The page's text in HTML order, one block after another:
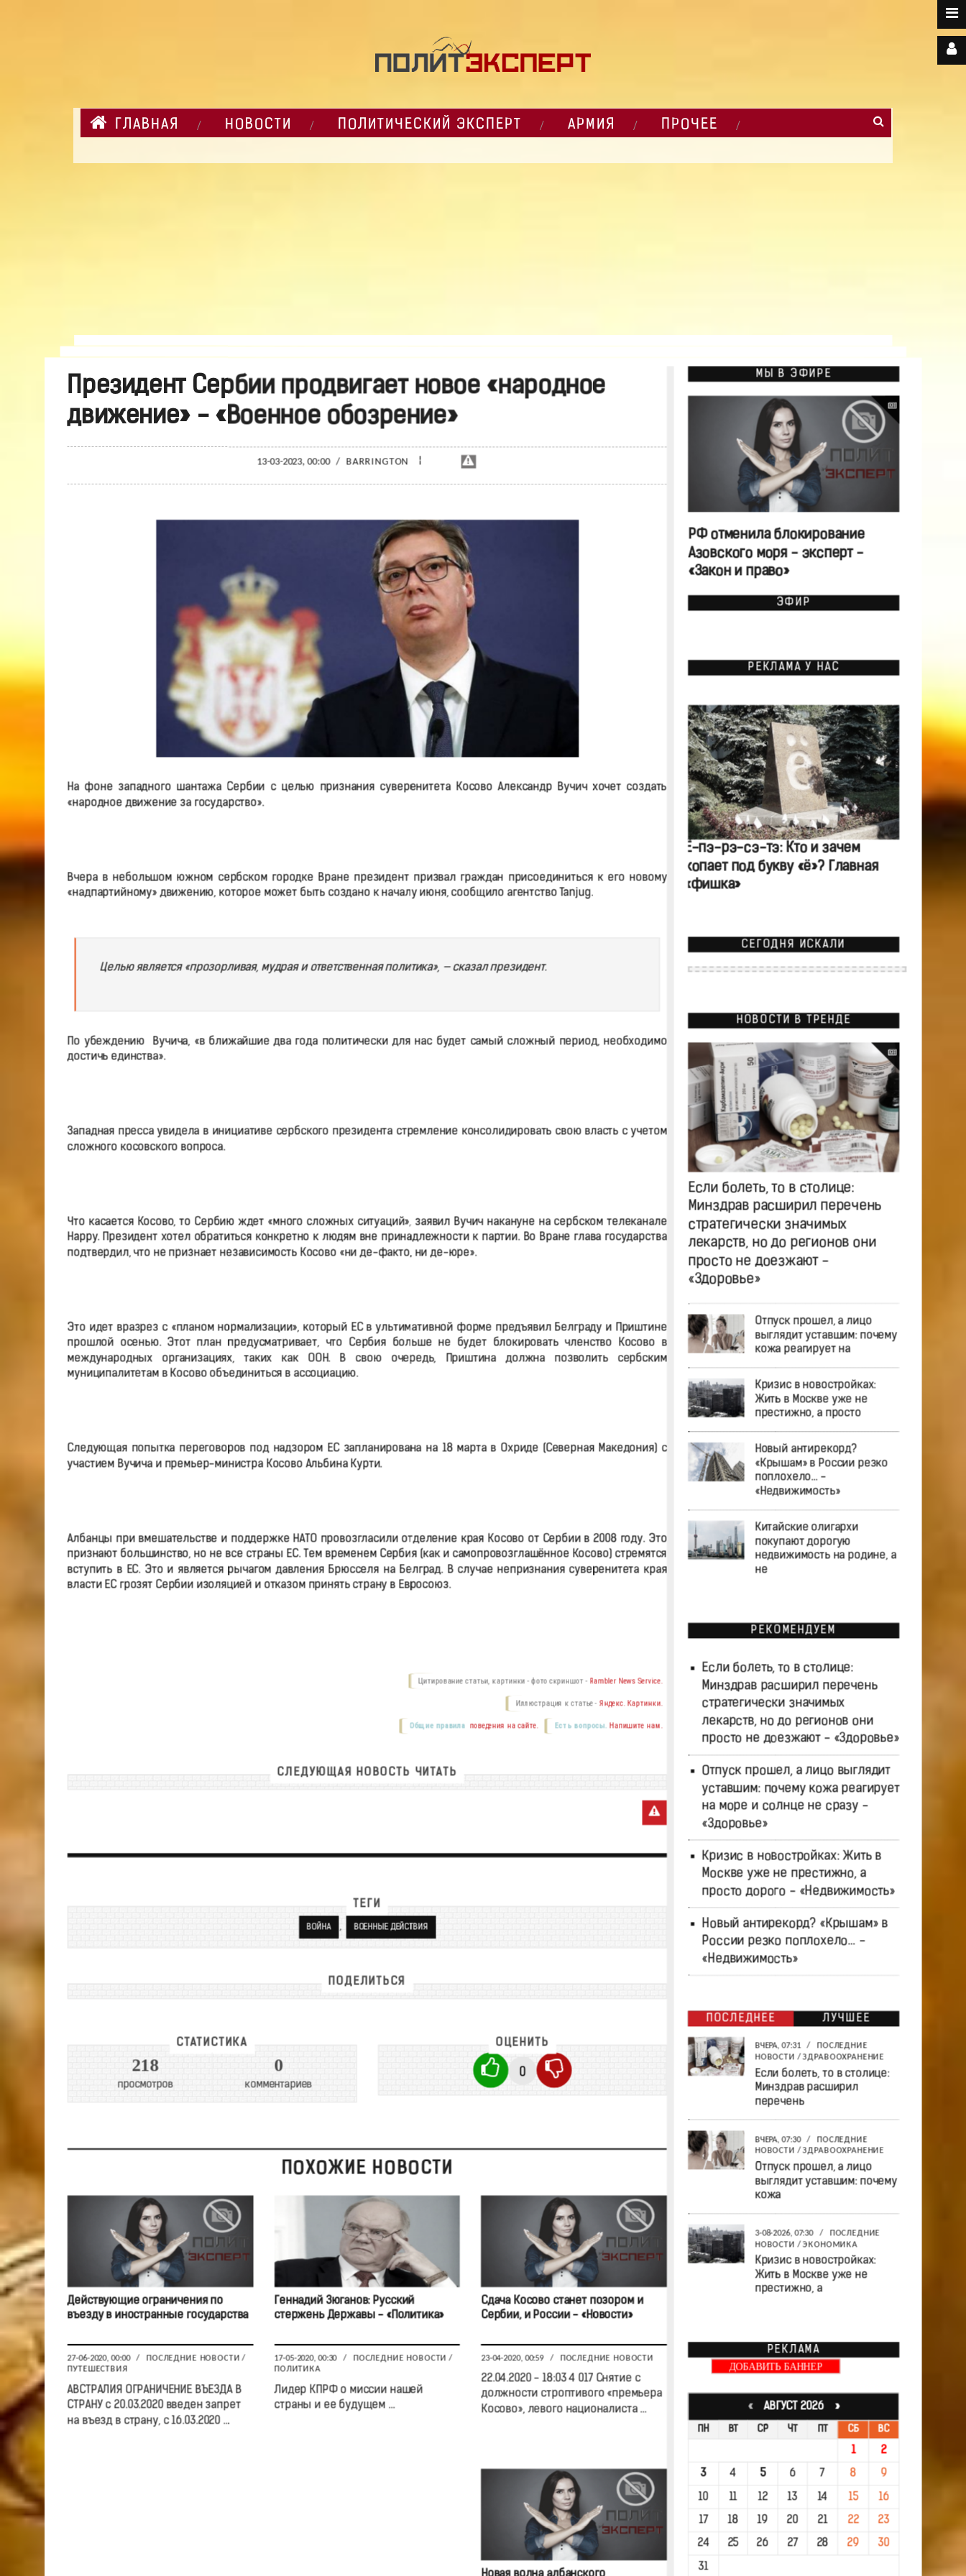
ГЛАВНАЯ НОВОСТИ ПОЛИТИЧЕСКИЙ ЭКСПЕРТ АРМИЯ ПРОЧЕЕ
Президент Сербии продвигает новое «народное
движение» - «Военное обозрение»
13-03-2023, 00:00 / BARRINGTON ¦
На фоне западного шантажа Сербии с целью признания суверенитета Косово Александр Вучич хочет создать
«народное движение за государство».
Вчера в небольшом южном сербском городке Вране президент призвал граждан присоединиться к его новому
«надпартийному» движению, которое может быть создано к началу июня, сообщило агентство Tanjug.
Целью является «прозорливая, мудрая и ответственная политика», — сказал президент.
По убеждению Вучича, «в ближайшие два года политически для нас будет самый сложный период, необходимо
достичь единства».
Западная пресса увидела в инициативе сербского президента стремление консолидировать свою власть с учетом
сложного косовского вопроса.
Что касается Косово, то Сербию ждет «много сложных ситуаций», заявил Вучич накануне на сербском телеканале
Happy. Президент хотел обратиться конкретно к людям вне принадлежности к партии. Во Вране глава государства
подтвердил, что не признает независимость Косово «ни де-факто, ни де-юре».
Это идет вразрез с «планом нормализации», который ЕС в ультимативной форме предъявил Белграду и Приштине
прошлой осенью. Этот план предусматривает, что Сербия больше не будет блокировать членство Косово в
международных организациях, таких как ООН. В свою очередь, Приштина должна позволить сербским
муниципалитетам в Косово объединиться в ассоциацию.
Следующая попытка переговоров под надзором ЕС запланирована на 18 марта в Охриде (Северная Македония) с
участием Вучича и премьер-министра Косово Альбина Курти.
Албанцы при вмешательстве и поддержке НАТО провозгласили отделение края Косово от Сербии в 2008 году. Это
признают большинство, но не все страны ЕС. Тем временем Сербия (как и самопровозглашённое Косово) стремятся
вступить в ЕС. Это и является рычагом давления Брюсселя на Белград. В случае непризнания суверенитета края
власти ЕС грозят Сербии изоляцией и отказом принять страну в Евросоюз.
Цитирование статьи, картинки - фото скриншот - Rambler News Service.
Иллюстрация к статье - Яндекс. Картинки.
Есть вопросы. Напишите нам.
Общие правила поведения на сайте.
СЛЕДУЮЩАЯ НОВОСТЬ ЧИТАТЬ
ТЕГИ
ВОЙНА , ВОЕННЫЕ ДЕЙСТВИЯ
ПОДЕЛИТЬСЯ
СТАТИСТИКА
218
просмотров
0
комментариев
ОЦЕНИТЬ
0
ПОХОЖИЕ НОВОСТИ
Действующие ограничения по
въезду в иностранные государства
27-06-2020, 00:00 / ПОСЛЕДНИЕ НОВОСТИ /
ПУТЕШЕСТВИЯ
АВСТРАЛИЯ ОГРАНИЧЕНИЕ ВЪЕЗДА В
СТРАНУ с 20.03.2020 введен запрет
на въезд в страну, с 16.03.2020 ...
Геннадий Зюганов: Русский
стержень Державы - «Политика»
17-05-2020, 00:30 / ПОСЛЕДНИЕ НОВОСТИ /
ПОЛИТИКА
Лидер КПРФ о миссии нашей
страны и ее будущем ...
Сдача Косово станет позором и
Сербии, и России - «Новости»
23-04-2020, 00:59 / ПОСЛЕДНИЕ НОВОСТИ
22.04.2020 - 18:03 4 017 Снятие с
должности строптивого «премьера
Косово», левого националиста ...
МЫ В ЭФИРЕ
РФ отменила блокирование
Азовского моря - эксперт -
«Закон и право»
ЭФИР
РЕКЛАМА У НАС
Ё-пэ-рэ-сэ-тэ: Кто и зачем
копает под букву «ё»? Главная
«фишка»
СЕГОДНЯ ИСКАЛИ
НОВОСТИ В ТРЕНДЕ
Если болеть, то в столице:
Минздрав расширил перечень
стратегически значимых
лекарств, но до регионов они
просто не доезжают -
«Здоровье»
Отпуск прошел, а лицо
выглядит уставшим: почему
кожа реагирует на
Кризис в новостройках:
Жить в Москве уже не
престижно, а просто
Новый антирекорд?
«Крышам» в России резко
поплохело… -
«Недвижимость»
Китайские олигархи
покупают дорогую
недвижимость на родине, а
не
РЕКОМЕНДУЕМ
Если болеть, то в столице:
Минздрав расширил перечень
стратегически значимых
лекарств, но до регионов они
просто не доезжают - «Здоровье»
Отпуск прошел, а лицо выглядит
уставшим: почему кожа реагирует
на море и солнце не сразу -
«Здоровье»
Кризис в новостройках: Жить в
Москве уже не престижно, а
просто дорого - «Недвижимость»
Новый антирекорд? «Крышам» в
России резко поплохело… -
«Недвижимость»
ПОСЛЕДНЕЕ ЛУЧШЕЕ
ВЧЕРА, 07:31 /
ПОСЛЕДНИЕ
НОВОСТИ /ЗДРАВООХРАНЕНИЕ
Если болеть, то в столице:
Минздрав расширил
перечень
ВЧЕРА, 07:30 /
ПОСЛЕДНИЕ
НОВОСТИ /ЗДРАВООХРАНЕНИЕ
Отпуск прошел, а лицо
выглядит уставшим: почему
кожа
3-08-2026, 07:30 /
ПОСЛЕДНИЕ
НОВОСТИ / ЭКОНОМИКА
Кризис в новостройках:
Жить в Москве уже не
престижно, а
РЕКЛАМА
ДОБАВИТЬ БАННЕР
«АВГУСТ 2026 »
ПН ВТ СР ЧТ ПТ СБ ВС
1 2
3 4 5 6 7 8 9
10 11 12 13 14 15 16
17 18 19 20 21 22 23
24 25 26 27 28 29 30
31